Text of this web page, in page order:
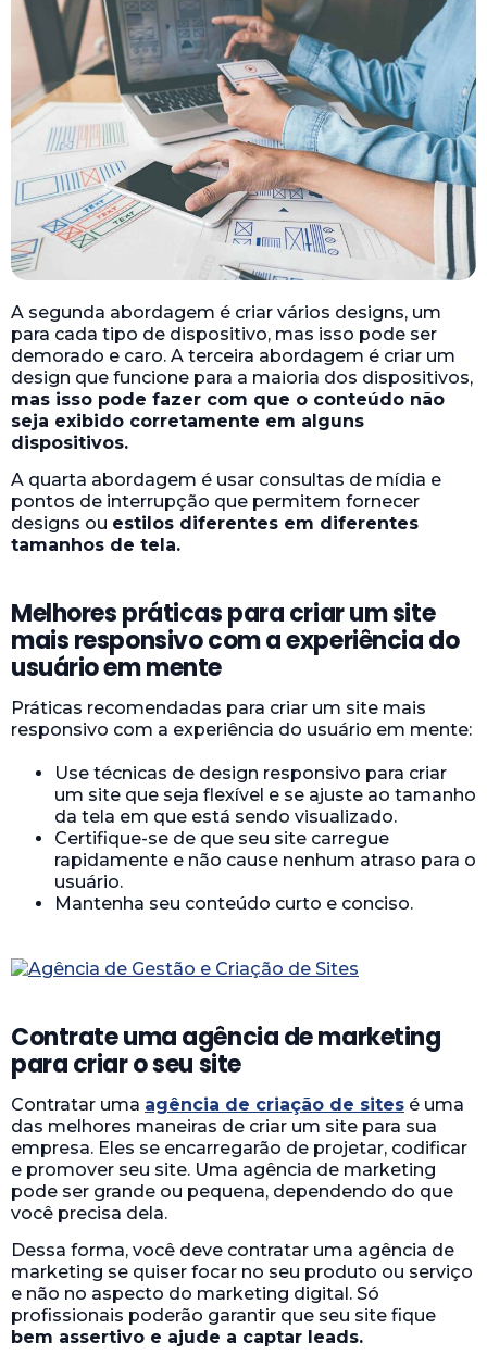
A segunda abordagem é criar vários designs, um
para cada tipo de dispositivo, mas isso pode ser
demorado e caro. A terceira abordagem é criar um
design que funcione para a maioria dos dispositivos,
mas isso pode fazer com que o conteúdo não
seja exibido corretamente em alguns
dispositivos.
A quarta abordagem é usar consultas de mídia e
pontos de interrupção que permitem fornecer
designs ou estilos diferentes em diferentes
tamanhos de tela.
Melhores práticas para criar um site
mais responsivo com a experiência do
usuário em mente
Práticas recomendadas para criar um site mais
responsivo com a experiência do usuário em mente:
Use técnicas de design responsivo para criar
um site que seja flexível e se ajuste ao tamanho
da tela em que está sendo visualizado.
Certifique-se de que seu site carregue
rapidamente e não cause nenhum atraso para o
usuário.
Mantenha seu conteúdo curto e conciso.
Contrate uma agência de marketing
para criar o seu site
Contratar uma agência de criação de sites é uma
das melhores maneiras de criar um site para sua
empresa. Eles se encarregarão de projetar, codificar
e promover seu site. Uma agência de marketing
pode ser grande ou pequena, dependendo do que
você precisa dela.
Dessa forma, você deve contratar uma agência de
marketing se quiser focar no seu produto ou serviço
e não no aspecto do marketing digital. Só
profissionais poderão garantir que seu site fique
bem assertivo e ajude a captar leads.